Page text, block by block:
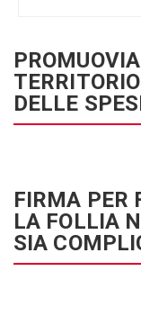
DELLE
FIRMA PER
LA FOLLIA
SIA